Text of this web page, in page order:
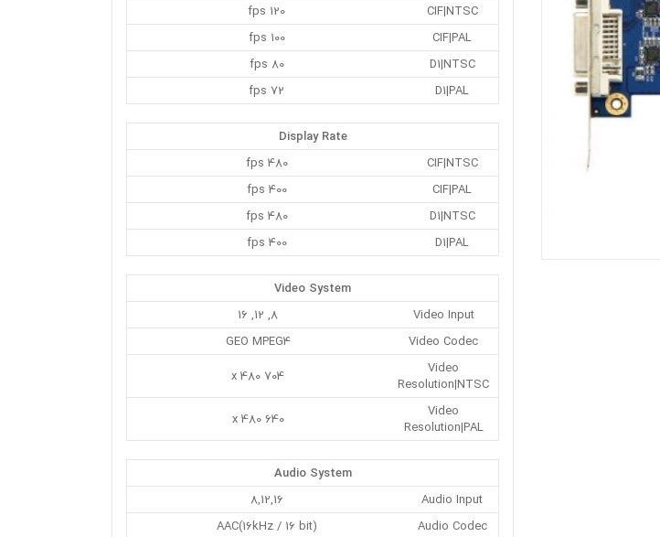
CIF|NTSC
120 fps
CIF|PAL
100 fps
D1|NTSC
80 fps
D1|PAL
72 fps
Display Rate
CIF|NTSC
480 fps
CIF|PAL
400 fps
D1|NTSC
480 fps
D1|PAL
400 fps
Video System
Video Input
8, 12, 16
Video Codec
GEO MPEG4
Video
Resolution|NTSC
704 x 480
Video
Resolution|PAL
640 x 480
Audio System
Audio Input
8,12,16
Audio Codec
(AAC(16kHz / 16 bit